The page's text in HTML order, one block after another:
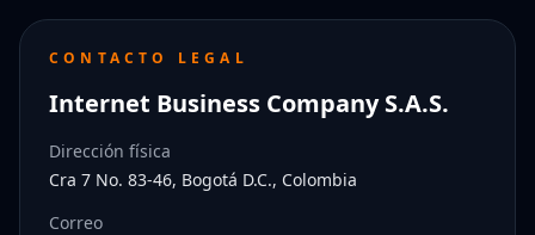
CONTACTO LEGAL
Internet Business Company S.A.S.
Dirección física
Cra 7 No. 83-46, Bogotá D.C., Colombia
Correo